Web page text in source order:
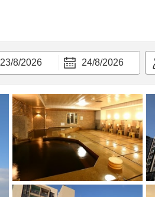
23/8/2026 24/8/2026